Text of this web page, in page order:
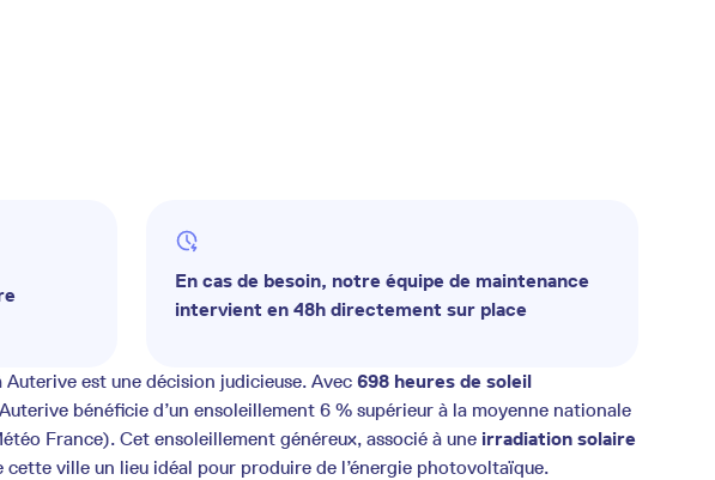
En cas de besoin, notre équipe de maintenance
intervient en 48h directement sur place
Auterive est une décision judicieuse. Avec 698 heures de soleil
bénéficie d’un ensoleillement 6 % supérieur à la moyenne nationale
France). Cet ensoleillement généreux, associé à une irradiation solaire
cette ville un lieu idéal pour produire de l’énergie photovoltaïque.